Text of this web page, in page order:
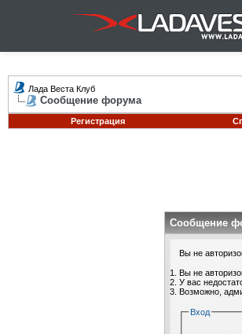
Лада Веста Клуб
Сообщение форума
Регистрация
Сообщение
Вы не
Вы не
У вас
Возможно,
Вход